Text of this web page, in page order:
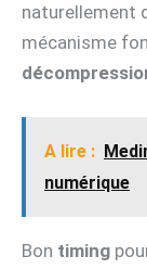
naturellement
mécanisme
A lire :
numérique
Bon timing